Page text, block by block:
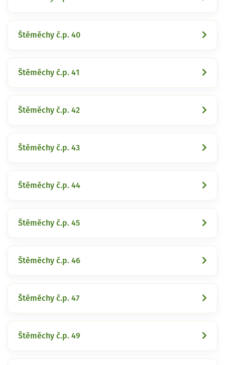
Štěměchy č.p. 40
Štěměchy č.p. 41
Štěměchy č.p. 42
Štěměchy č.p. 43
Štěměchy č.p. 44
Štěměchy č.p. 45
Štěměchy č.p. 46
Štěměchy č.p. 47
Štěměchy č.p. 49